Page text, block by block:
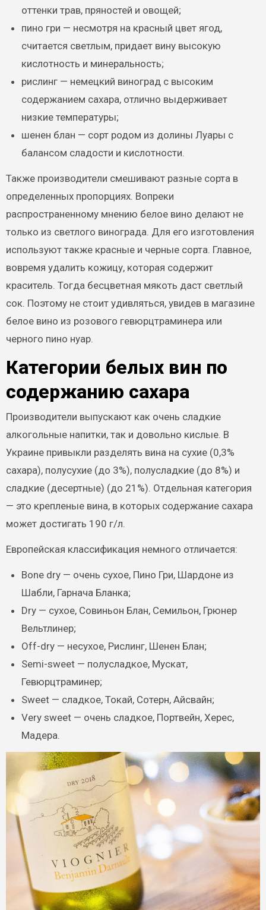
оттенки трав, пряностей и овощей;
пино гри — несмотря на красный цвет ягод,
считается светлым, придает вину высокую
кислотность и минеральность;
рислинг — немецкий виноград с высоким
содержанием сахара, отлично выдерживает
низкие температуры;
шенен блан — сорт родом из долины Луары с
балансом сладости и кислотности.
Также производители смешивают разные сорта в
определенных пропорциях. Вопреки
распространенному мнению белое вино делают не
только из светлого винограда. Для его изготовления
используют также красные и черные сорта. Главное,
вовремя удалить кожицу, которая содержит
краситель. Тогда бесцветная мякоть даст светлый
сок. Поэтому не стоит удивляться, увидев в магазине
белое вино из розового гевюрцтраминера или
черного пино нуар.
Категории белых вин по
содержанию сахара
Производители выпускают как очень сладкие
алкогольные напитки, так и довольно кислые. В
Украине привыкли разделять вина на сухие (0,3%
сахара), полусухие (до 3%), полусладкие (до 8%) и
сладкие (десертные) (до 21%). Отдельная категория
— это крепленые вина, в которых содержание сахара
может достигать 190 г/л.
Европейская классификация немного отличается:
Bone dry — очень сухое, Пино Гри, Шардоне из
Шабли, Гарнача Бланка;
Dry — сухое, Совиньон Блан, Семильон, Грюнер
Вельтлинер;
Off-dry — несухое, Рислинг, Шенен Блан;
Semi-sweet — полусладкое, Мускат,
Гевюрцтраминер;
Sweet — сладкое, Токай, Сотерн, Айсвайн;
Very sweet — очень сладкое, Портвейн, Херес,
Мадера.